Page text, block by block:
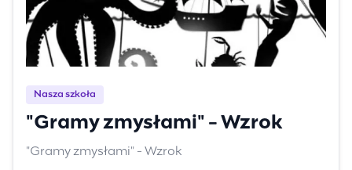
Nasza szkoła
"Gramy zmysłami" - Wzrok
"Gramy zmysłami" - Wzrok